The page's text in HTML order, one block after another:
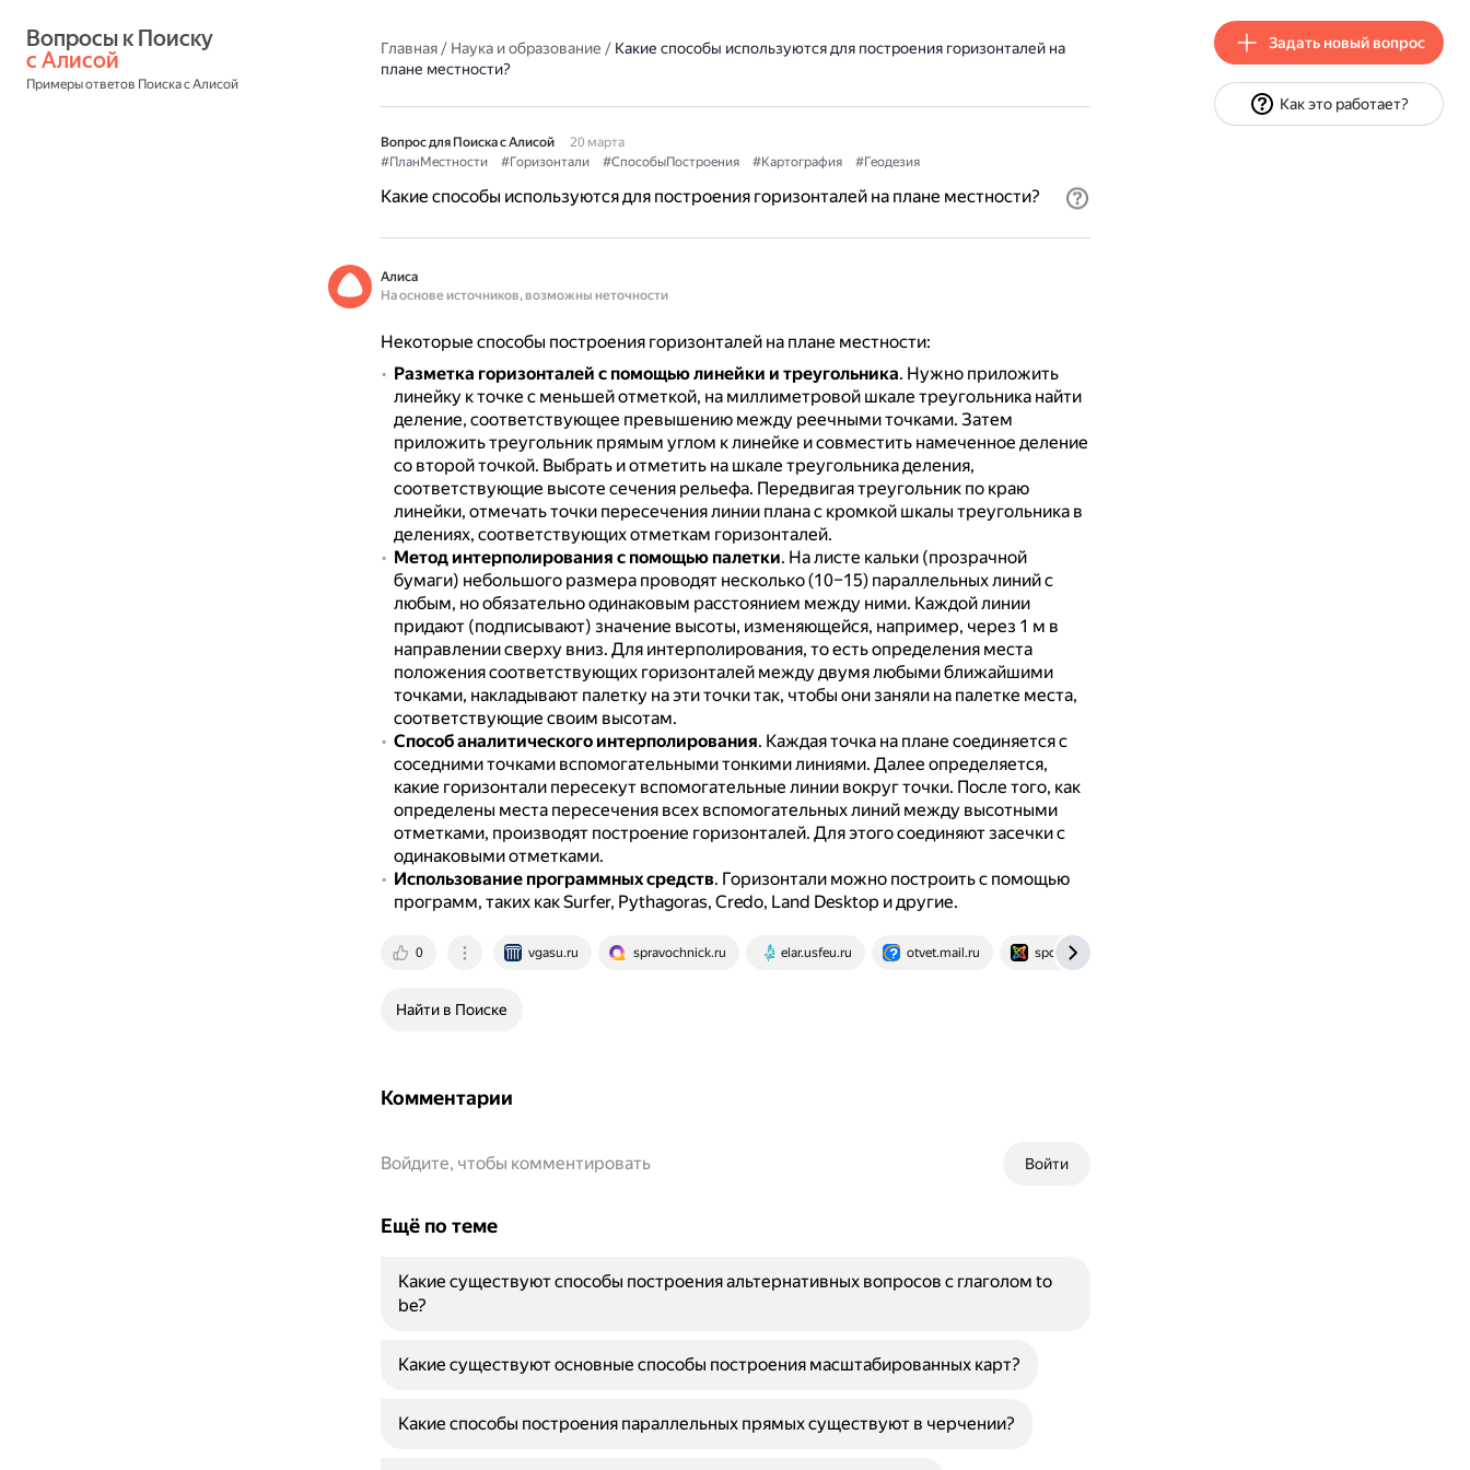
с Алисой
Примеры ответов Поиска с Алисой
Главная/ Наука и образование / Какие способы используются для построения горизонталей на
плане местности?
Вопрос для Поиска с Алисой
20 марта
#ПланМестности
#Горизонтали #СпособыПостроения #Картография #Геодезия
Какие способы используются для построения горизонталей на плане местности?
Алиса
На основе источников, возможны неточности
Некоторые способы построения горизонталей на плане местности:
Разметка горизонталей с помощью линейки и треугольника. Нужно приложить
линейку к точке с меньшей отметкой, на миллиметровой шкале треугольника найти
деление, соответствующее превышению между реечными точками. Затем
приложить треугольник прямым углом к линейке и совместить намеченное деление
со второй точкой. Выбрать и отметить на шкале треугольника деления,
соответствующие высоте сечения рельефа. Передвигая треугольник по краю
линейки, отмечать точки пересечения линии плана с кромкой шкалы треугольника в
делениях, соответствующих отметкам горизонталей.
Метод интерполирования с помощью палетки. На листе кальки (прозрачной
бумаги) небольшого размера проводят несколько (10–15) параллельных линий с
любым, но обязательно одинаковым расстоянием между ними. Каждой линии
придают (подписывают) значение высоты, изменяющейся, например, через 1 м в
направлении сверху вниз. Для интерполирования, то есть определения места
положения соответствующих горизонталей между двумя любыми ближайшими
точками, накладывают палетку на эти точки так, чтобы они заняли на палетке места,
соответствующие своим высотам.
Способ аналитического интерполирования. Каждая точка на плане соединяется с
соседними точками вспомогательными тонкими линиями. Далее определяется,
какие горизонтали пересекут вспомогательные линии вокруг точки. После того, как
определены места пересечения всех вспомогательных линий между высотными
отметками, производят построение горизонталей. Для этого соединяют засечки с
одинаковыми отметками.
Использование программных средств. Горизонтали можно построить с помощью
программ, таких как Surfer, Pythagoras, Credo, Land Desktop и другие.
0 vgasu.ru spravochnick.ru elar.usfeu.ru otvet.mail.ru spokist.ru
Найти в Поиске
Комментарии
Войти
Войдите, чтобы комментировать
Ещё по теме
Какие существуют способы построения альтернативных вопросов с глаголом to
be?
Какие существуют основные способы построения масштабированных карт?
Какие способы построения параллельных прямых существуют в черчении?
Задать новый вопрос
Как это работает?